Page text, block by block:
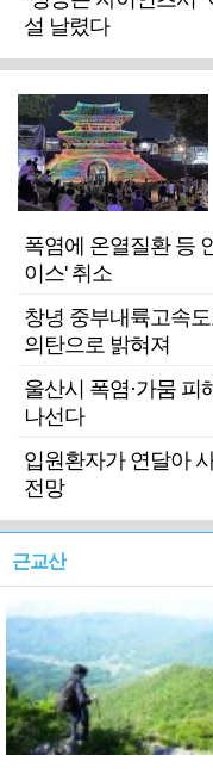
설 날렸다
폭염에 온열질환 등
이스' 취소
창녕 중부내륙고속
의탄으로 밝혀져
울산시 폭염·가뭄 피
나선다
입원환자가 연달아
전망
근교산